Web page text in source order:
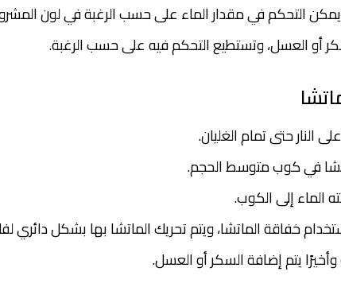
التحكم في مقدار الماء على حسب الرغبة في لون
النار حتى تمام الغليان.
في كوب متوسط الحجم.
الماء إلى الكوب.
خفاقة الماتشا، ويتم تحريك الماتشا بها بشكل دائري